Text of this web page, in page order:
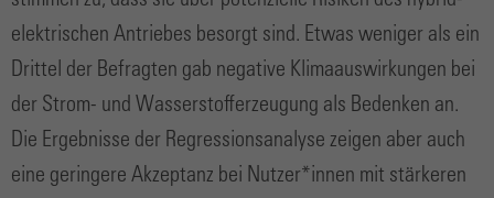
elektrischen Antriebes besorgt sind. Etwas weniger als ein
Drittel der Befragten gab negative Klimaauswirkungen bei
der Strom- und Wasserstofferzeugung als Bedenken an.
Die Ergebnisse der Regressionsanalyse zeigen aber auch
eine geringere Akzeptanz bei Nutzer*innen mit stärkeren